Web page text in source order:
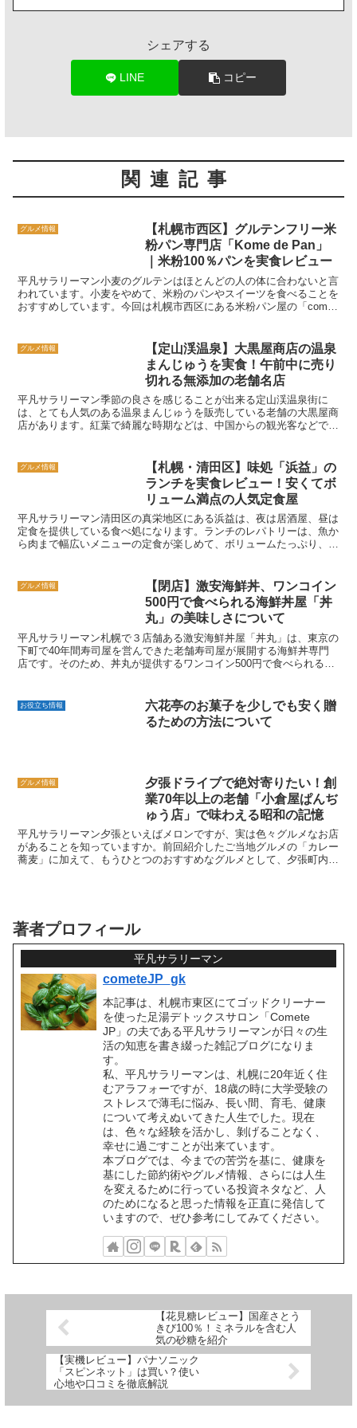
シェアする
LINE コピー
関連記事
グルメ情報
【札幌市西区】グルテンフリー米
粉パン専門店「Kome de Pan」
｜米粉100％パンを実食レビュー
平凡サラリーマン小麦のグルテンはほとんどの人の体に合わないと言
われています。小麦をやめて、米粉のパンやスイーツを食べることを
おすすめしています。今回は札幌市西区にある米粉パン屋の「come
グルメ情報
【定山渓温泉】大黒屋商店の温泉
まんじゅうを実食！午前中に売り
切れる無添加の老舗名店
平凡サラリーマン季節の良さを感じることが出来る定山渓温泉街に
は、とても人気のある温泉まんじゅうを販売している老舗の大黒屋商
店があります。紅葉で綺麗な時期などは、中国からの観光客などでご
グルメ情報
【札幌・清田区】味処「浜益」の
ランチを実食レビュー！安くてボ
リューム満点の人気定食屋
平凡サラリーマン清田区の真栄地区にある浜益は、夜は居酒屋、昼は
定食を提供している食べ処になります。ランチのレパトリーは、魚か
ら肉まで幅広いメニューの定食が楽しめて、ボリュームたっぷり、か
グルメ情報
【閉店】激安海鮮丼、ワンコイン
500円で食べられる海鮮丼屋「丼
丸」の美味しさについて
平凡サラリーマン札幌で３店舗ある激安海鮮丼屋「丼丸」は、東京の
下町で40年間寿司屋を営んできた老舗寿司屋が展開する海鮮丼専門
店です。そのため、丼丸が提供するワンコイン500円で食べられる海
お役立ち情報
六花亭のお菓子を少しでも安く贈
るための方法について
グルメ情報
夕張ドライブで絶対寄りたい！創
業70年以上の老舗「小倉屋ぱんぢ
ゅう店」で味わえる昭和の記憶
平凡サラリーマン夕張といえばメロンですが、実は色々グルメなお店
があることを知っていますか。前回紹介したご当地グルメの「カレー
蕎麦」に加えて、もうひとつのおすすめなグルメとして、夕張町内に
著者プロフィール
平凡サラリーマン
cometeJP_gk
本記事は、札幌市東区にてゴッドクリーナー
を使った足湯デトックスサロン「Comete
JP」の夫である平凡サラリーマンが日々の生
活の知恵を書き綴った雑記ブログになりま
す。
私、平凡サラリーマンは、札幌に20年近く住
むアラフォーですが、18歳の時に大学受験の
ストレスで薄毛に悩み、長い間、育毛、健康
について考えぬいてきた人生でした。現在
は、色々な経験を活かし、剝げることなく、
幸せに過ごすことが出来ています。
本ブログでは、今までの苦労を基に、健康を
基にした節約術やグルメ情報、さらには人生
を変えるために行っている投資ネタなど、人
のためになると思った情報を正直に発信して
いますので、ぜひ参考にしてみてください。
【花見糖レビュー】国産さとう
きび100％！ミネラルを含む人
気の砂糖を紹介
【実機レビュー】パナソニック
「スピンネット」は買い？使い
心地や口コミを徹底解説